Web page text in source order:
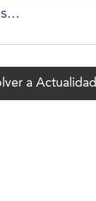
a Actualidad